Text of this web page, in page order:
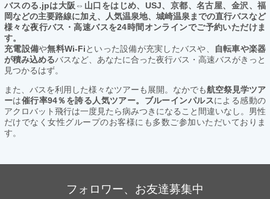
バスのる.jpは大阪⇔山口をはじめ、USJ、京都、名古屋、金沢、福
岡などの主要路線に加え、人気温泉地、城崎温泉までの直行バスなど
様々な夜行バス・高速バスを24時間オンラインでご予約いただけま
す。
充電設備や無料Wi-Fiといった設備が充実したバスや、
自転車や楽器
が積み込めるバスなど、あなたに合った夜行バス・高速バスがきっと
見つかるはず。
また、バスを利用した様々なツアーも展開。なかでも航空祭見学ツア
ーは催行率94％を誇る人気ツアー。ブルーインパルスによる感動の
アクロバット飛行は一度見たら病みつきになること間違いなし。男性
だけでなく女性グループのお客様にも多数ご参加いただいておりま
す。
フォロワー、お友達募集中